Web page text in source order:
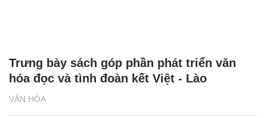
VĂN HÓA
Trưng bày sách góp phần phát triển văn
hóa đọc và tình đoàn kết Việt - Lào